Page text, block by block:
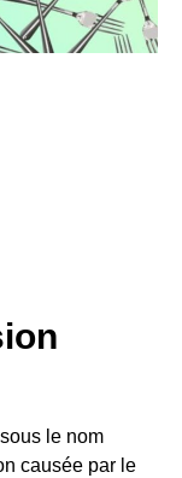
le nom
causée par le